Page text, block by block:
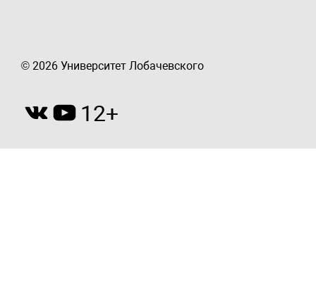
© 2026 Университет Лобачевского
12+